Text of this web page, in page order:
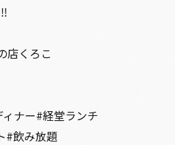
店くろこ
ナー#経堂ランチ
#飲み放題